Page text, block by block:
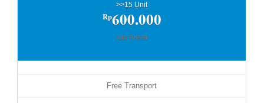
>>15 Unit
Rp600.000
/UNIT/HARI
Free Transport